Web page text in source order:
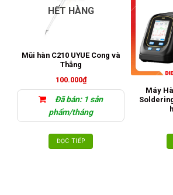
HẾT HÀNG
Mũi hàn C210 UYUE Cong và
Thẳng
100.000₫
Đã bán: 1 sản
phẩm/tháng
ĐỌC TIẾP
Máy